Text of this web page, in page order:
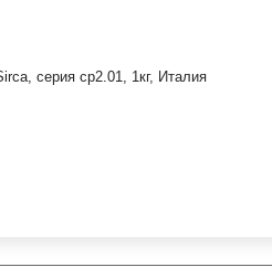
серия cp2.01, 1кг, Италия